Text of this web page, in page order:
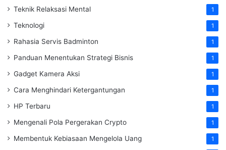
Teknik Relaksasi Mental 1
Teknologi 1
Rahasia Servis Badminton 1
Panduan Menentukan Strategi Bisnis 1
Gadget Kamera Aksi 1
Cara Menghindari Ketergantungan 1
HP Terbaru 1
Mengenali Pola Pergerakan Crypto 1
Membentuk Kebiasaan Mengelola Uang 1